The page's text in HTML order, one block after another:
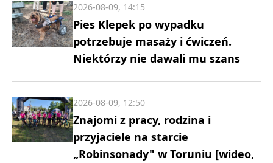
Pies Klepek po wypadku
potrzebuje masaży i ćwiczeń.
Niektórzy nie dawali mu szans
2026-08-09, 14:15
Znajomi z pracy, rodzina i
przyjaciele na starcie
„Robinsonady" w Toruniu [wideo,
2026-08-09, 12:50